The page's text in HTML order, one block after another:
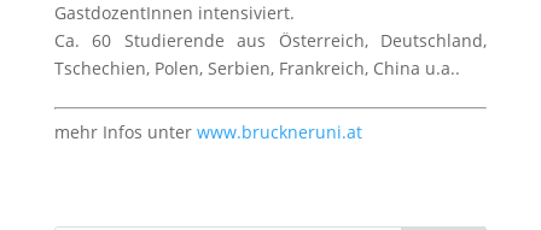
GastdozentInnen intensiviert.
Ca. 60 Studierende aus Österreich, Deutschland,
Tschechien, Polen, Serbien, Frankreich, China u.a..
mehr Infos unter www.bruckneruni.at